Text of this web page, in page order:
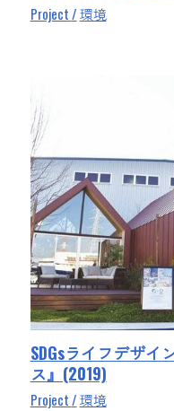
Project 環境
SDGsライフデザイ
ス』(2019)
Project 環境